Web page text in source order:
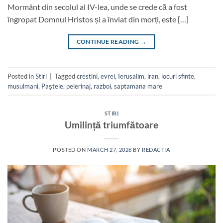
Mormânt din secolul al IV-lea, unde se crede că a fost
îngropat Domnul Hristos și a înviat din morți, este […]
CONTINUE READING →
Posted inStiri Taggedcrestini, evrei, Ierusalim, iran, locuri sfinte,
musulmani, Paștele, pelerinaj, razboi, saptamana mare
STIRI
Umilință triumfătoare
POSTED ON MARCH 27, 2026 BY REDACTIA